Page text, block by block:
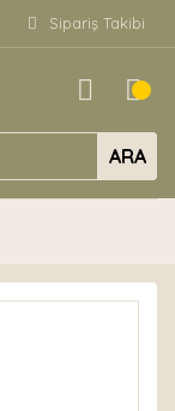
Sipariş Takibi
ARA